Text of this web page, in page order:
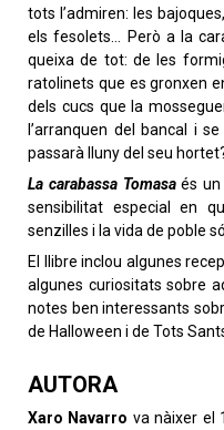
tots l’admiren: les
els fesolets… Però a la
queixa de tot: de les
ratolinets que es gronxen
dels cucs que la
l’arranquen del bancal i
passarà lluny del seu
La carabassa Tomasaés un
sensibilitat especial en
senzilles i la vida de poble
El llibre inclou algunes
algunes curiositats sobre
notes ben interessants
de Halloween i de Tots
AUTORA
Xaro Navarro va nàixer el